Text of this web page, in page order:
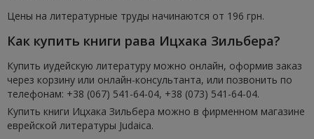
Цены на литературные труды начинаются от 196 грн.
Как купить книги рава Ицхака Зильбера?
Купить иудейскую литературу можно онлайн, оформив заказ
через корзину или онлайн-консультанта, или позвонить по
телефонам: +38 (067) 541-64-04, +38 (073) 541-64-04.
Купить книги Ицхака Зильбера можно в фирменном магазине
еврейской литературы Judaica.